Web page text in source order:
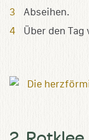
Abseihen.
Über den